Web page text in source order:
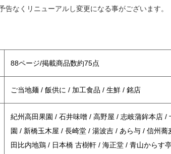
なくリニューアルし変更になる事がございます。
88ページ/掲載商品数約75点
ご当地麺 / 飯供に / 加工食品 / 生鮮 / 銘店
紀州高田果園 / 石井味噌 / 高野屋 / 志岐蒲鉾本店
園 / 新橋玉木屋 / 長崎堂 / 湯波吉 / あら与 / 信州
田比内地鶏 / 日本橋 古樹軒 / 海正堂 / 青山からす